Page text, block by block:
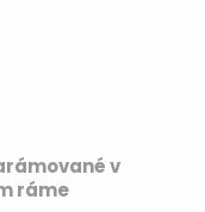
v
ráme